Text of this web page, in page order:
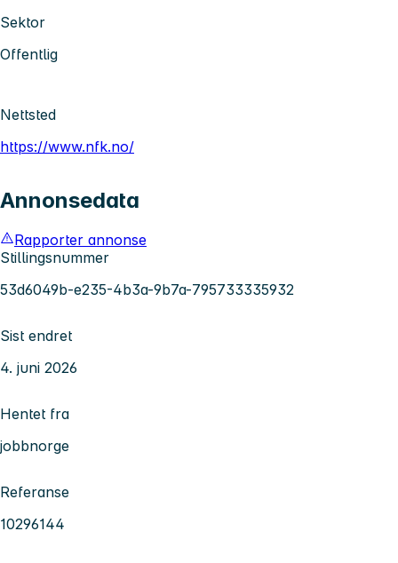
Sektor
Offentlig
Nettsted
https://www.nfk.no/
Annonsedata
Rapporter annonse
Stillingsnummer
53d6049b-e235-4b3a-9b7a-795733335932
Sist endret
4. juni 2026
Hentet fra
jobbnorge
Referanse
10296144